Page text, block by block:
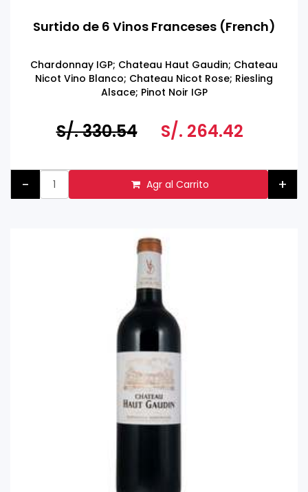
Surtido de 6 Vinos Franceses (French)
Chardonnay IGP; Chateau Haut Gaudin; Chateau
Nicot Vino Blanco; Chateau Nicot Rose; Riesling
Alsace; Pinot Noir IGP
S/. 330.54 S/. 264.42
- Agr al Carrito +